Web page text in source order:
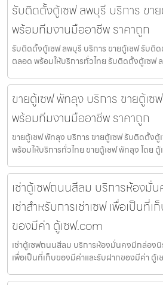
รับติดตั้งตู้เซฟ ลพบุรี บริการ ขา
พร้อมทีมงานมืออาชีพ ราคาถูก
รับติดตั้งตู้เซฟ ลพบุรี บริการ ขายตู้เซฟ รับติ
ตลอด พร้อมให้บริการทั่วไทย รับติดตั้งตู้เซฟ
ขายตู้เซฟ พัทลุง บริการ ขายตู้เ
พร้อมทีมงานมืออาชีพ ราคาถูก
ขายตู้เซฟ พัทลุง บริการ ขายตู้เซฟ รับติดตั้ง
พร้อมให้บริการทั่วไทย ขายตู้เซฟ พัทลุง โดย ตู้
เช่าตู้เซฟถนนสีลม บริการห้องมั่
เช่าสำหรับการเช่าเซฟ เพื่อเป็นที่
ของมีค่า ตู้เซฟ.com
เช่าตู้เซฟถนนสีลม บริการห้องมั่นคงมีกล่องนิ
เพื่อเป็นที่เก็บของมีค่าและรับฝากของมีค่า ตู้เ